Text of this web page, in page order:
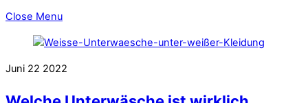
Close Menu
Juni 22 2022